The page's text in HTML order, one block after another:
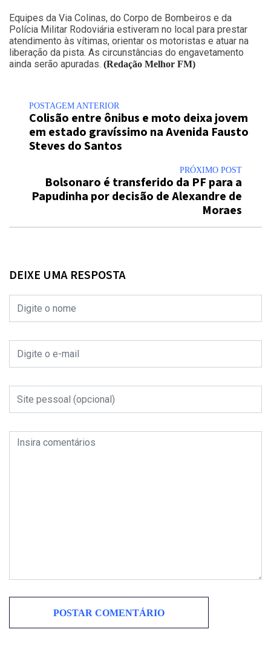
Equipes da Via Colinas, do Corpo de Bombeiros e da
Polícia Militar Rodoviária estiveram no local para prestar
atendimento às vítimas, orientar os motoristas e atuar na
liberação da pista. As circunstâncias do engavetamento
ainda serão apuradas. (Redação Melhor FM)
POSTAGEM ANTERIOR
Colisão entre ônibus e moto deixa jovem
em estado gravíssimo na Avenida Fausto
Steves do Santos
PRÓXIMO POST
Bolsonaro é transferido da PF para a
Papudinha por decisão de Alexandre de
Moraes
DEIXE UMA RESPOSTA